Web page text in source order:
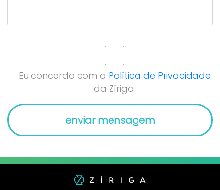
Eu concordo com a Política de Privacidade
da Zíriga.